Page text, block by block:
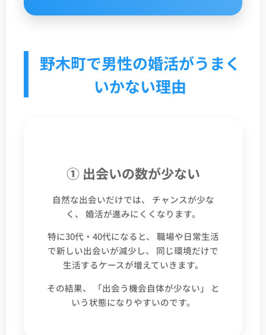
野木町で男性の婚活がうまく
いかない理由
① 出会いの数が少ない
自然な出会いだけでは、 チャンスが少な
く、 婚活が進みにくくなります。
特に30代・40代になると、 職場や日常生活
で新しい出会いが減少し、 同じ環境だけで
生活するケースが増えていきます。
その結果、 「出会う機会自体が少ない」 と
いう状態になりやすいのです。